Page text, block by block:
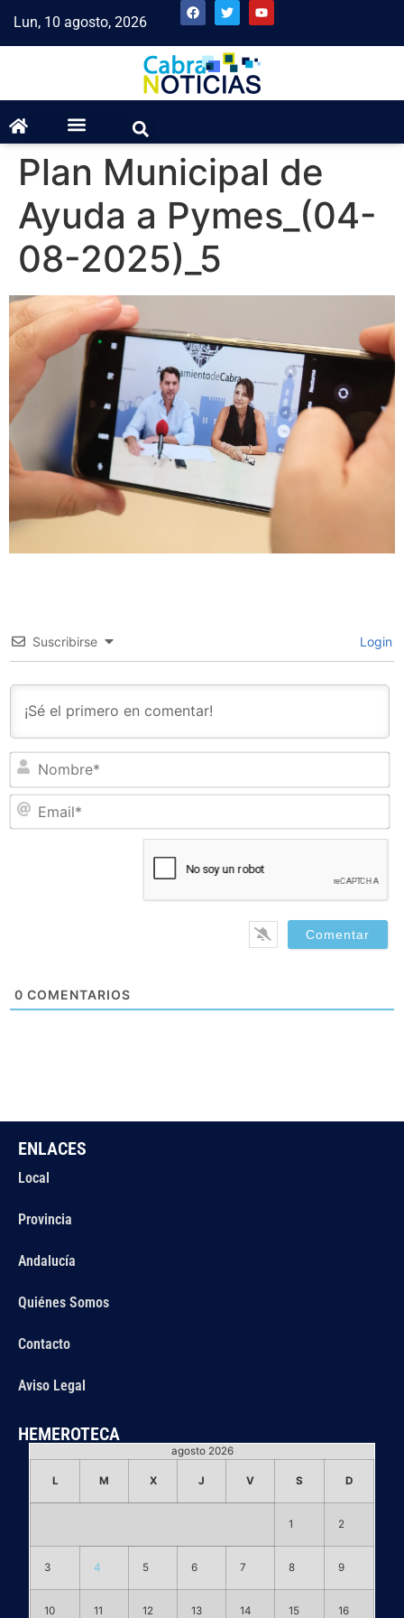
Lun, 10 agosto, 2026
Plan Municipal de
Ayuda a Pymes_(04-
08-2025)_5
Suscribirse Login
0 COMENTARIOS
ENLACES
Local
Provincia
Andalucía
Quiénes Somos
Contacto
Aviso Legal
HEMEROTECA
agosto 2026
L M X J V S D
1 2
3 4 5 6 7 8 9
10 11 12 13 14 15 16